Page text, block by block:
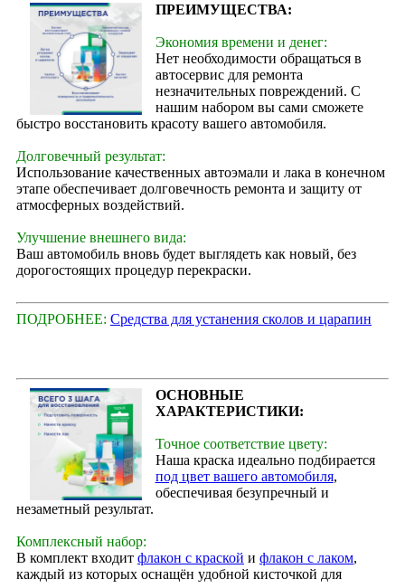
ПРЕИМУЩЕСТВА:
Экономия времени и денег:
Нет необходимости обращаться в
автосервис для ремонта
незначительных повреждений. С
нашим набором вы сами сможете
быстро восстановить красоту вашего автомобиля.
Долговечный результат:
Использование качественных автоэмали и лака в конечном
этапе обеспечивает долговечность ремонта и защиту от
атмосферных воздействий.
Улучшение внешнего вида:
Ваш автомобиль вновь будет выглядеть как новый, без
дорогостоящих процедур перекраски.
ПОДРОБНЕЕ: Средства для устанения сколов и царапин
ОСНОВНЫЕ
ХАРАКТЕРИСТИКИ:
Точное соответствие цвету:
Наша краска идеально подбирается
под цвет вашего автомобиля,
обеспечивая безупречный и
незаметный результат.
Комплексный набор:
В комплект входит флакон с краской и флакон с лаком,
каждый из которых оснащён удобной кисточкой для